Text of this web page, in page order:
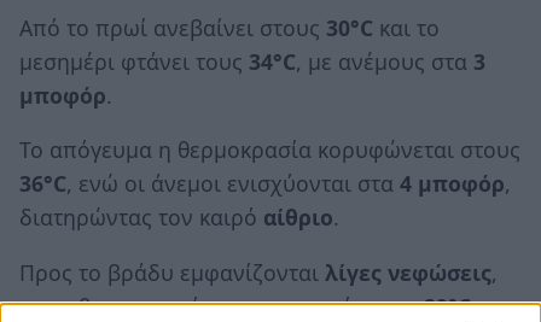
Από το πρωί ανεβαίνει στους 30°C και το
μεσημέρι φτάνει τους 34°C, με ανέμους στα 3
μποφόρ.
Το απόγευμα η θερμοκρασία κορυφώνεται στους
36°C, ενώ οι άνεμοι ενισχύονται στα 4 μποφόρ,
διατηρώντας τον καιρό αίθριο.
Προς το βράδυ εμφανίζονται λίγες νεφώσεις,
με τη θερμοκρασία να υποχωρεί στους29°Cκαι